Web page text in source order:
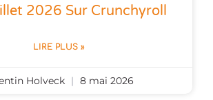
2026 Sur Crunchyroll
LIRE PLUS »
Holveck 8 mai 2026